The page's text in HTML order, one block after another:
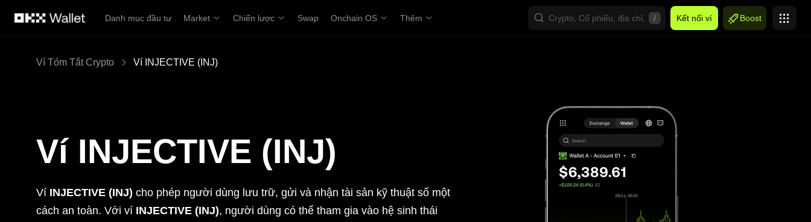
Danh mục đầu tư
Market Chiến lược Swap Onchain OS Thêm / Kết nối ví Boost
Ví Tóm Tắt Crypto Ví INJECTIVE (INJ)
Ví INJECTIVE (INJ)
Ví INJECTIVE (INJ) cho phép người dùng lưu trữ, gửi và nhận tài sản kỹ thuật số một
cách an toàn. Với ví INJECTIVE (INJ), người dùng có thể tham gia vào hệ sinh thái